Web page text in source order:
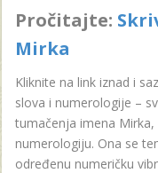
Pročitajte:
Mirka
Kliknite na link iznad i
slova i numerologije –
tumačenja imena
numerologiju. Ona se
određenu numeričku